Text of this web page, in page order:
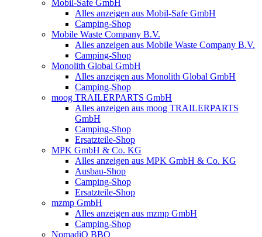
Mobil-Safe GmbH
Alles anzeigen aus Mobil-Safe GmbH
Camping-Shop
Mobile Waste Company B.V.
Alles anzeigen aus Mobile Waste Company B.V.
Camping-Shop
Monolith Global GmbH
Alles anzeigen aus Monolith Global GmbH
Camping-Shop
moog TRAILERPARTS GmbH
Alles anzeigen aus moog TRAILERPARTS
GmbH
Camping-Shop
Ersatzteile-Shop
MPK GmbH & Co. KG
Alles anzeigen aus MPK GmbH & Co. KG
Ausbau-Shop
Camping-Shop
Ersatzteile-Shop
mzmp GmbH
Alles anzeigen aus mzmp GmbH
Camping-Shop
NomadiQ BBQ